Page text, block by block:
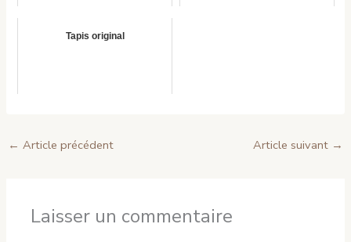
Tapis original
← Article précédent Article suivant →
Laisser un commentaire